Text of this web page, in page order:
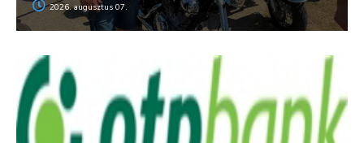
2026. augusztus 07.